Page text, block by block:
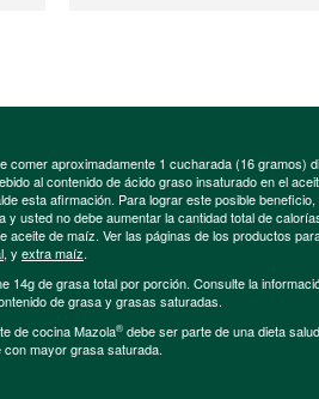
comer aproximadamente 1 cucharada (16 gramos)
al contenido de ácido graso insaturado en el
esta afirmación. Para lograr este posible
usted no debe aumentar la cantidad total de
de maíz. Ver las páginas de los productos
, y extra maíz.
14g de grasa total por porción. Consulte la
de grasa y grasas saturadas.
de cocina Mazola® debe ser parte de una dieta
con mayor grasa saturada.